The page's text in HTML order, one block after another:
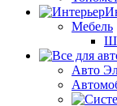
Мебель
Авто